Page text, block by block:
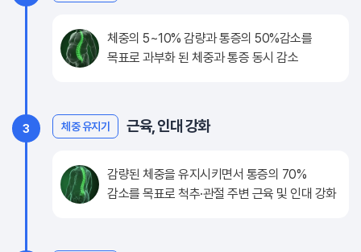
체중의 5~10% 감량과 통증의 50%감소를
목표로 과부화 된 체중과 통증 동시 감소
3 체중 유지기 근육, 인대 강화
감량된 체중을 유지시키면서 통증의 70%
감소를 목표로 척추·관절 주변 근육 및 인대 강화